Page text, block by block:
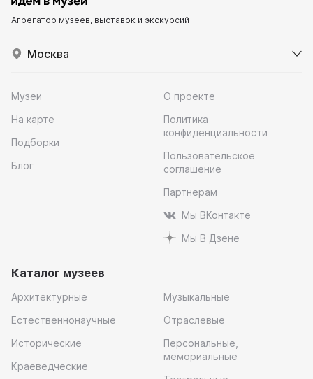
Агрегатор музеев, выставок и экскурсий
Москва
Музеи
На карте
Подборки
Блог
О проекте
Политика
конфиденциальности
Пользовательское
соглашение
Партнерам
Мы ВКонтакте
Мы В Дзене
Каталог музеев
Архитектурные
Естественнонаучные
Исторические
Краеведческие
Музыкальные
Отраслевые
Персональные,
мемориальные